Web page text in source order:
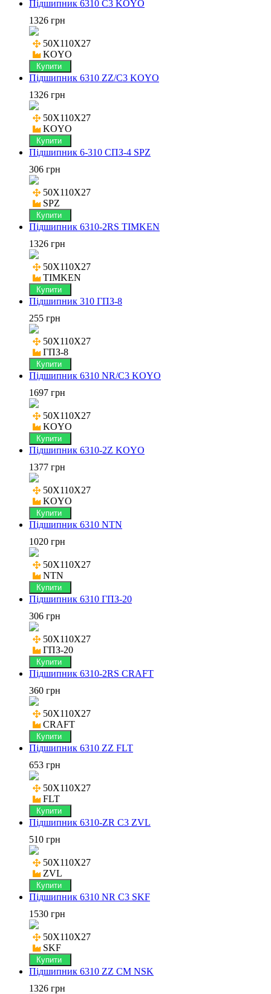
Підшипник 6310 C3 KOYO
1326 грн
50X110X27
KOYO
Купити
Підшипник 6310 ZZ/C3 KOYO
1326 грн
50X110X27
KOYO
Купити
Підшипник 6-310 СПЗ-4 SPZ
306 грн
50X110X27
SPZ
Купити
Підшипник 6310-2RS TIMKEN
1326 грн
50X110X27
TIMKEN
Купити
Підшипник 310 ГПЗ-8
255 грн
50X110X27
ГПЗ-8
Купити
Підшипник 6310 NR/C3 KOYO
1697 грн
50X110X27
KOYO
Купити
Підшипник 6310-2Z KOYO
1377 грн
50X110X27
KOYO
Купити
Підшипник 6310 NTN
1020 грн
50X110X27
NTN
Купити
Підшипник 6310 ГПЗ-20
306 грн
50X110X27
ГПЗ-20
Купити
Підшипник 6310-2RS CRAFT
360 грн
50X110X27
CRAFT
Купити
Підшипник 6310 ZZ FLT
653 грн
50X110X27
FLT
Купити
Підшипник 6310-ZR C3 ZVL
510 грн
50X110X27
ZVL
Купити
Підшипник 6310 NR C3 SKF
1530 грн
50X110X27
SKF
Купити
Підшипник 6310 ZZ CM NSK
1326 грн